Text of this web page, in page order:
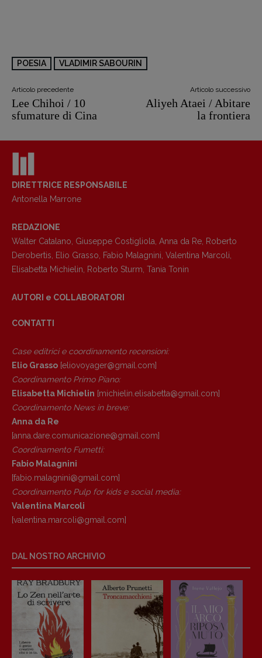
POESIA VLADIMIR SABOURIN
Articolo precedente
Lee Chihoi / 10
sfumature di Cina
Articolo successivo
Aliyeh Ataei / Abitare
la frontiera
DIRETTRICE RESPONSABILE
Antonella Marrone
REDAZIONE
Walter Catalano Giuseppe Costigliola Anna da Re Roberto
Derobertis
Elio Grasso Fabio Malagnini Valentina Marcoli
Elisabetta Michielin
Roberto Sturm Tania Tonin
AUTORI e COLLABORATORI
CONTATTI
Case editrici e coordinamento recensioni:
Elio Grasso [eliovoyager@gmail.com]
Coordinamento Primo Piano:
Elisabetta Michielin [michielin.elisabetta@gmail.com]
Coordinamento News in breve:
Anna da Re
[anna.dare.comunicazione@gmail. com]
Coordinamento Fumetti:
Fabio Malagnini
[fabio.malagnini@gmail. com]
Coordinamento Pulp for kids e social media:
Valentina Marcoli
[valentina.marcoli@gmail. com]
DAL NOSTRO ARCHIVIO